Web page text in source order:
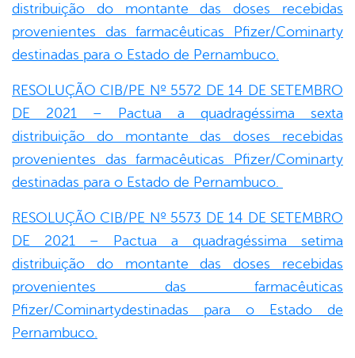
distribuição do montante das doses recebidas
provenientes das farmacêuticas Pfizer/Cominarty
destinadas para o Estado de Pernambuco.
RESOLUÇÃO CIB/PE Nº 5572 DE 14 DE SETEMBRO
DE 2021 – Pactua a quadragéssima sexta
distribuição do montante das doses recebidas
provenientes das farmacêuticas Pfizer/Cominarty
destinadas para o Estado de Pernambuco.
RESOLUÇÃO CIB/PE Nº 5573 DE 14 DE SETEMBRO
DE 2021 – Pactua a quadragéssima setima
distribuição do montante das doses recebidas
provenientes das farmacêuticas
Pfizer/Cominartydestinadas para o Estado de
Pernambuco.